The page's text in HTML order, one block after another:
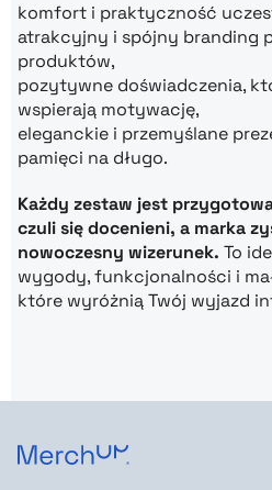
komfort i praktyczność
atrakcyjny i spójny branding
produktów,
pozytywne doświadczenia,
wspierają motywację,
eleganckie i przemyślane
pamięci na długo.
Każdy zestaw jest
czuli się docenieni, a marka
nowoczesny wizerunek. To
wygody, funkcjonalności i
które wyróżnią Twój wyjazd